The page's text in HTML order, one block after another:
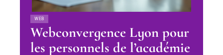
WEB
Webconvergence Lyon pour
les personnels de l’académie